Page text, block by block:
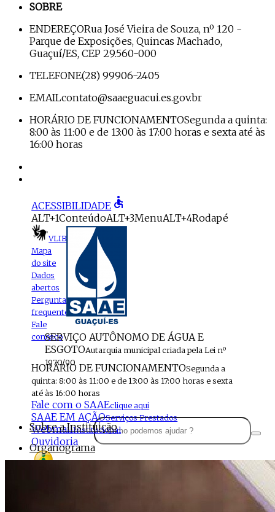
SOBRE
ENDEREÇORua José Vieira de Souza, nº 120 -
Parque de Exposições, Quincas Machado,
Guaçuí/ES, CEP 29.560-000
TELEFONE(28) 99906-2405
EMAILcontato@saaeguacui.es.gov.br
HORÁRIO DE FUNCIONAMENTOSegunda a quinta:
8:00 às 11:00 e de 13:00 às 17:00 horas e sexta até às
16:00 horas
ACESSIBILIDADE accessible
ALT+1ConteúdoALT+3MenuALT+4Rodapé
VLIBRAS
Mapa
do site
Dados
abertos
Perguntas
frequentes
Fale
conosco
SERVIÇO AUTÔNOMO DE ÁGUA E
ESGOTOAutarquia municipal criada pela Lei nº
1970/90
HORÁRIO DE FUNCIONAMENTOSegunda a
quinta: 8:00 às 11:00 e de 13:00 às 17:00 horas e sexta
até às 16:00 horas
Fale com o SAAEclique aqui
SAAE EM AÇÃOServiços Prestados
WebmailInstitucional
Ouvidoria
Sobre a Instituição
Organograma